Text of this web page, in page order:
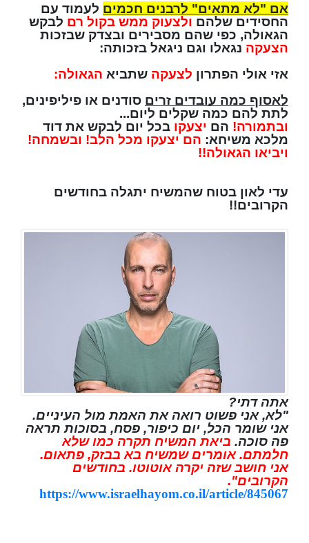
אם "לא מתאים" לרבנים חכמים לעמוד עם
החסידים שלהם ולצעוק ממש בקול רם לבקש
הגאולה, כפי שהם מסבירים ובצדק שבזכות
הצעקה נגאלו וגם ניגאל בזכותה:
אזי אולי הפתרון לצעקה שתביא הגאולה:
לאסוף כמה עובדים זרים סודנים או פיליפינים,
לתת להם כמה שקלים ליום...
ובתמורה! הם יצעקו בכל יום לבקש את דוד
מלכא משיחא: הם יצעקו מכל הלב! ובשמחה!
ויביאו הגאולה!!
עדי לאון בטוח שהמשיח יתגלה בחודשים
הקרובים!!
אתה דתי?
"לא, אני פשוט רואה את האמת מול העיניים.
אני שומר הכל, יום כיפור, פסח, בסוכות תראה
פה סוכה. ביאת המשיח תקרה כמו שלא
חלמתם. אומרים שמשיח בא בבזק, פתאום.
אני חושב שזה יקרה אוטוטו. בחודשים
הקרובים".
https://www.israelhayom.co.il/article/845067